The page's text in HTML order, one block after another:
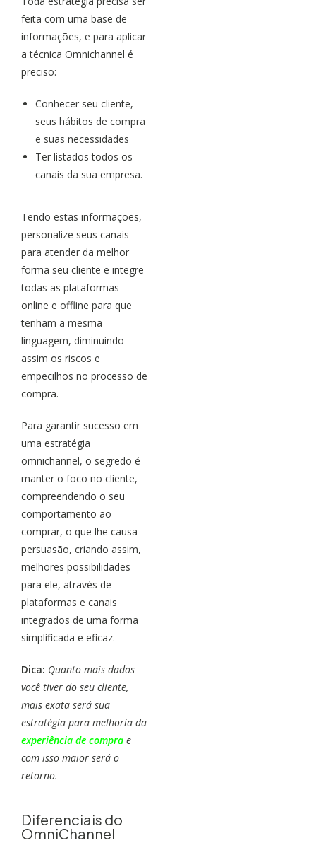
feita com uma base de
informações, e para aplicar
a técnica Omnichannel é
preciso:
Conhecer seu cliente,
seus hábitos de compra
e suas necessidades
Ter listados todos os
canais da sua empresa.
Tendo estas informações,
personalize seus canais
para atender da melhor
forma seu cliente e integre
todas as plataformas
online e offline para que
tenham a mesma
linguagem, diminuindo
assim os riscos e
empecilhos no processo de
compra.
Para garantir sucesso em
uma estratégia
omnichannel, o segredo é
manter o foco no cliente,
compreendendo o seu
comportamento ao
comprar, o que lhe causa
persuasão, criando assim,
melhores possibilidades
para ele, através de
plataformas e canais
integrados de uma forma
simplificada e eficaz.
Dica: Quanto mais dados
você tiver do seu cliente,
mais exata será sua
estratégia para melhoria da
experiência de compra e
com isso maior será o
retorno.
Diferenciais do
OmniChannel